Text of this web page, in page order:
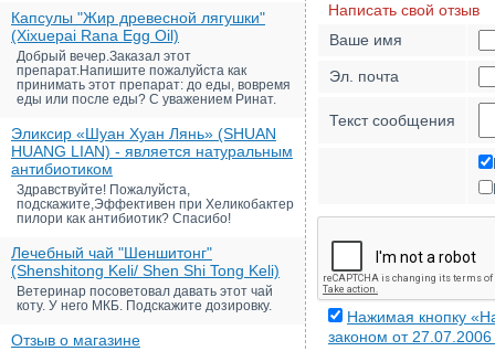
Капсулы "Жир древесной лягушки"
(Xixuepai Rana Egg Oil)
Добрый вечер.Заказал этот
препарат.Напишите пожалуйста как
принимать этот препарат: до еды, вовремя
еды или после еды? С уважением Ринат.
Эликсир «Шуан Хуан Лянь» (SHUAN
HUANG LIAN) - является натуральным
антибиотиком
Здравствуйте! Пожалуйста,
подскажите,Эффективен при Хеликобактер
пилори как антибиотик? Спасибо!
Лечебный чай "Шеншитонг"
(Shenshitong Keli/ Shen Shi Tong Keli)
Ветеринар посоветовал давать этот чай
коту. У него МКБ. Подскажите дозировку.
Отзыв о магазине
Написать свой отзыв
Ваше имя
Эл. почта
Текст сообщения
Нажимая кнопку
законом от